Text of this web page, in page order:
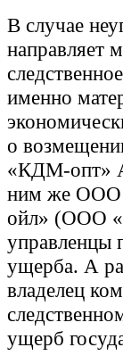
В случае
направляет
именно
о
«КДМ-опт»
ним же ООО
ойл» (ООО
управленцы
ущерба. А
владелец
ущерб